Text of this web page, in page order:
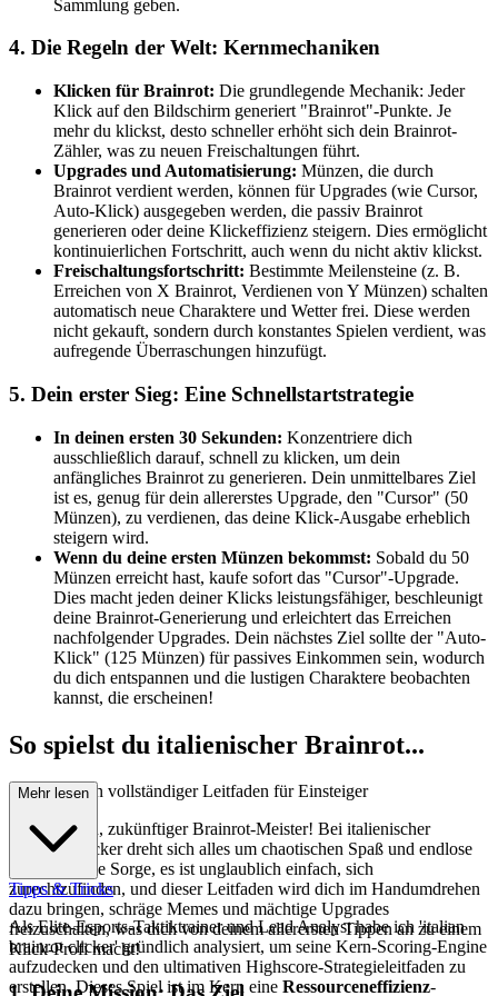
Sammlung geben.
4. Die Regeln der Welt: Kernmechaniken
Klicken für Brainrot: Die grundlegende Mechanik: Jeder
Klick auf den Bildschirm generiert "Brainrot"-Punkte. Je
mehr du klickst, desto schneller erhöht sich dein Brainrot-
Zähler, was zu neuen Freischaltungen führt.
Upgrades und Automatisierung: Münzen, die durch
Brainrot verdient werden, können für Upgrades (wie Cursor,
Auto-Klick) ausgegeben werden, die passiv Brainrot
generieren oder deine Klickeffizienz steigern. Dies ermöglicht
kontinuierlichen Fortschritt, auch wenn du nicht aktiv klickst.
Freischaltungsfortschritt: Bestimmte Meilensteine (z. B.
Erreichen von X Brainrot, Verdienen von Y Münzen) schalten
automatisch neue Charaktere und Wetter frei. Diese werden
nicht gekauft, sondern durch konstantes Spielen verdient, was
aufregende Überraschungen hinzufügt.
5. Dein erster Sieg: Eine Schnellstartstrategie
In deinen ersten 30 Sekunden: Konzentriere dich
ausschließlich darauf, schnell zu klicken, um dein
anfängliches Brainrot zu generieren. Dein unmittelbares Ziel
ist es, genug für dein allererstes Upgrade, den "Cursor" (50
Münzen), zu verdienen, das deine Klick-Ausgabe erheblich
steigern wird.
Wenn du deine ersten Münzen bekommst: Sobald du 50
Münzen erreicht hast, kaufe sofort das "Cursor"-Upgrade.
Dies macht jeden deiner Klicks leistungsfähiger, beschleunigt
deine Brainrot-Generierung und erleichtert das Erreichen
nachfolgender Upgrades. Dein nächstes Ziel sollte der "Auto-
Klick" (125 Münzen) für passives Einkommen sein, wodurch
du dich entspannen und die lustigen Charaktere beobachten
kannst, die erscheinen!
So spielst du italienischer Brainrot...
Clicker: Dein vollständiger Leitfaden für Einsteiger
Willkommen, zukünftiger Brainrot-Meister! Bei italienischer
Brainrot Clicker dreht sich alles um chaotischen Spaß und endlose
Klicks. Keine Sorge, es ist unglaublich einfach, sich
zurechtzufinden, und dieser Leitfaden wird dich im Handumdrehen
dazu bringen, schräge Memes und mächtige Upgrades
freizuschalten, was dich von deinem allerersten Tippen an zu einem
Klick-Profi macht!
Mehr lesen
Tipps & Tricks
Als Elite-Esports-Taktiktrainer und Lead Analyst habe ich 'italian
brainrot clicker' gründlich analysiert, um seine Kern-Scoring-Engine
aufzudecken und den ultimativen Highscore-Strategieleitfaden zu
erstellen. Dieses Spiel ist im Kern eine Ressourceneffizienz-